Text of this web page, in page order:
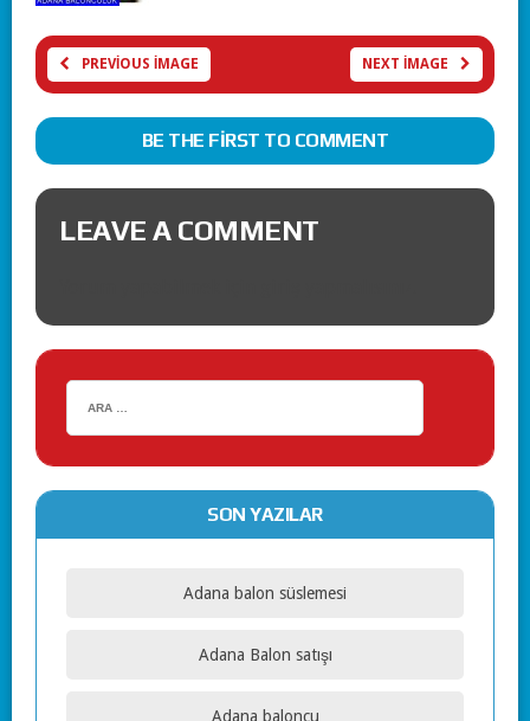
PREVIOUS IMAGE NEXT IMAGE
BE THE FIRST TO COMMENT
LEAVE A COMMENT
SON YAZILAR
Adana balon süslemesi
Adana Balon satışı
Adana baloncu